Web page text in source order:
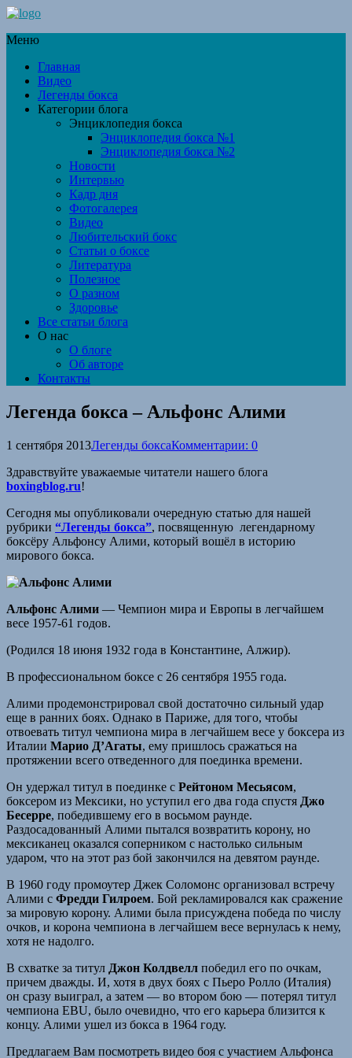
Меню
Главная
Видео
Легенды бокса
Категории блога
Энциклопедия бокса
Энциклопедия бокса №1
Энциклопедия бокса №2
Новости
Интервью
Кадр дня
Фотогалерея
Видео
Любительский бокс
Статьи о боксе
Литература
Полезное
О разном
Здоровье
Все статьи блога
О нас
О блоге
Об авторе
Контакты
Легенда бокса – Альфонс Алими
1 сентября 2013Легенды боксаКомментарии: 0
Здравствуйте уважаемые читатели нашего блога
boxingblog.ru!
Сегодня мы опубликовали очередную статью для нашей
рубрики “Легенды бокса”, посвященную легендарному
боксёру Альфонсу Алими, который вошёл в историю
мирового бокса.
Альфонс Алими — Чемпион мира и Европы в легчайшем
весе 1957-61 годов.
(Родился 18 июня 1932 года в Константине, Алжир).
В профессиональном боксе с 26 сентября 1955 года.
Алими продемонстрировал свой достаточно сильный удар
еще в ранних боях. Однако в Париже, для того, чтобы
отвоевать титул чемпиона мира в легчайшем весе у боксера из
Италии Марио Д’Агаты, ему пришлось сражаться на
протяжении всего отведенного для поединка времени.
Он удержал титул в поединке с Рейтоном Месьясом,
боксером из Мексики, но уступил его два года спустя Джо
Бесерре, победившему его в восьмом раунде.
Раздосадованный Алими пытался возвратить корону, но
мексиканец оказался соперником с настолько сильным
ударом, что на этот раз бой закончился на девятом раунде.
В 1960 году промоутер Джек Соломонс организовал встречу
Алими с Фредди Гилроем. Бой рекламировался как сражение
за мировую корону. Алими была присуждена победа по числу
очков, и корона чемпиона в легчайшем весе вернулась к нему,
хотя не надолго.
В схватке за титул Джон Колдвелл победил его по очкам,
причем дважды. И, хотя в двух боях с Пьеро Ролло (Италия)
он сразу выиграл, а затем — во втором бою — потерял титул
чемпиона EBU, было очевидно, что его карьера близится к
концу. Алими ушел из бокса в 1964 году.
Предлагаем Вам посмотреть видео боя с участием Альфонса